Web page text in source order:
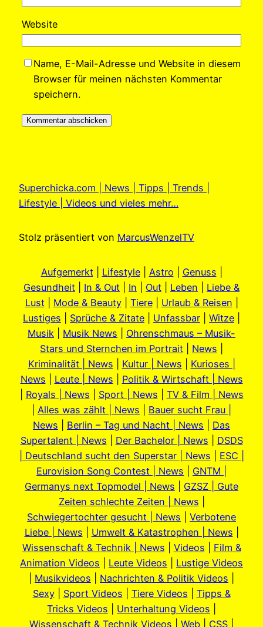
Website
Name, E-Mail-Adresse und Website in diesem
Browser für meinen nächsten Kommentar
speichern.
Superchicka.com | News | Tipps | Trends |
Lifestyle | Videos und vieles mehr…
Stolz präsentiert von MarcusWenzelTV
Aufgemerkt| Lifestyle| Astro Genuss
Gesundheit
In & Out In Out Leben
Liebe &
Lust| Mode & Beauty| Tiere| Urlaub & Reisen
Lustiges
Sprüche & Zitate Unfassbar Witze
Musik
Musik News
Ohrenschmaus – Musik-
Stars und Sternchen im Portrait
News
Kriminalität | News
Kultur | News
Kurioses |
News
Leute | News
Politik & Wirtschaft | News
Royals | News Sport | News
TV & Film | News
Alles was zählt | News
Bauer sucht Frau |
News
Berlin – Tag und Nacht | News
Das
Supertalent | News
Der Bachelor | News
DSDS
| Deutschland sucht den Superstar | News
ESC |
Eurovision Song Contest | News
GNTM |
Germanys next Topmodel | News
GZSZ | Gute
Zeiten schlechte Zeiten | News
Schwiegertochter gesucht | News
Verbotene
Liebe | News
Umwelt & Katastrophen | News
Wissenschaft & Technik | News
Videos
Film &
Animation Videos
Leute Videos
Lustige Videos
Musikvideos Nachrichten & Politik Videos
Sexy| Sport Videos Tiere Videos
Tipps &
Tricks Videos
Unterhaltung Videos
Wissenschaft & Technik Videos
Web CSS